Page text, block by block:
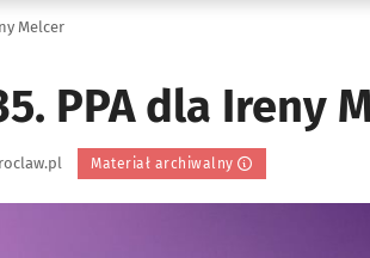
Melcer
PPA dla Ireny
Materiał archiwalny